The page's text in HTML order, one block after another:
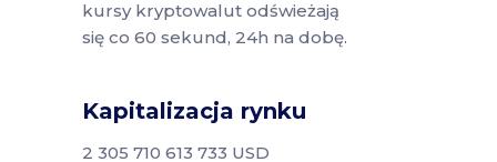
kursy kryptowalut odświeżają
się co 60 sekund, 24h na dobę.
Kapitalizacja rynku
2 305 710 613 733 USD